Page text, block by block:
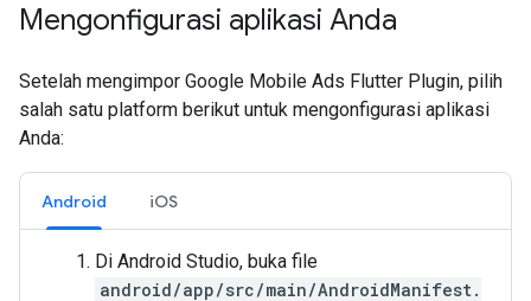
Mengonfigurasi aplikasi Anda
Setelah mengimpor Google Mobile Ads Flutter Plugin, pilih
salah satu platform berikut untuk mengonfigurasi aplikasi
Anda:
Android iOS
Di Android Studio, buka file
android/app/src/main/AndroidManifest.